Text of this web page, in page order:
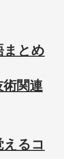
まとめ
関連
るコ